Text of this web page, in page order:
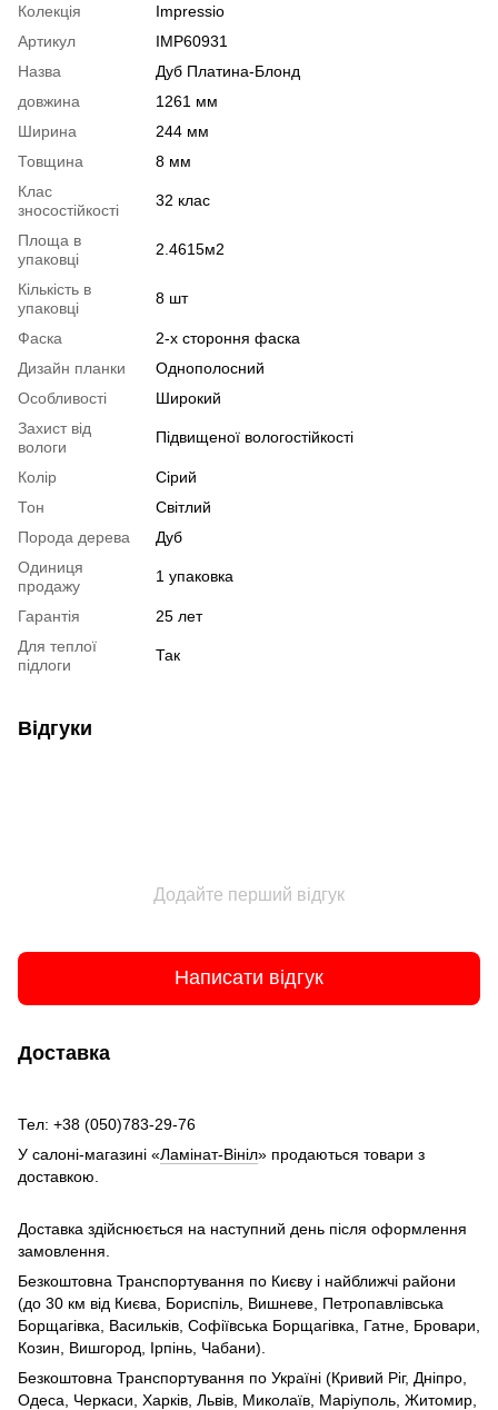
Колекція
Impressio
Артикул
IMP60931
Назва
Дуб Платина-Блонд
довжина
1261 мм
Ширина
244 мм
Товщина
8 мм
Клас
зносостійкості
32 клас
Площа в
упаковці
2.4615м2
Кількість в
упаковці
8 шт
Фаска
2-х стороння фаска
Дизайн планки
Однополосний
Особливості
Широкий
Захист від
вологи
Підвищеної вологостійкості
Колір
Сірий
Тон
Світлий
Порода дерева
Дуб
Одиниця
продажу
1 упаковка
Гарантія
25 лет
Для теплої
підлоги
Так
Відгуки
Додайте перший відгук
Написати відгук
Доставка
Тел: +38 (050)783-29-76
У салоні-магазині «Ламінат-Вініл» продаються товари з
доставкою.
Доставка здійснюється на наступний день після оформлення
замовлення.
Безкоштовна Транспортування по Києву і найближчі райони
(до 30 км від Києва, Бориспіль, Вишневе, Петропавлівська
Борщагівка, Васильків, Софіївська Борщагівка, Гатне, Бровари,
Козин, Вишгород, Ірпінь, Чабани).
Безкоштовна Транспортування по Україні (Кривий Ріг, Дніпро,
Одеса, Черкаси, Харків, Львів, Миколаїв, Маріуполь, Житомир,